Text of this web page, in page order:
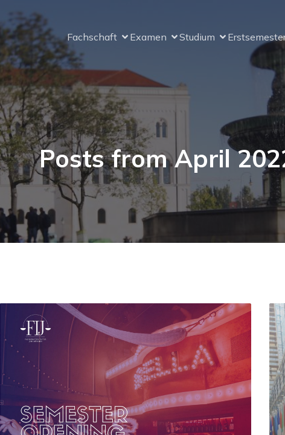
Fachschaft Examen Studium
Posts from April